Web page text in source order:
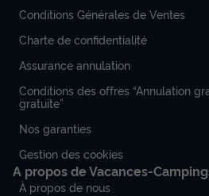
Conditions Générales de Ventes
Charte de confidentialité
Assurance annulation
Conditions des offres “Annulation
gratuite”
Nos garanties
Gestion des cookies
A propos de Vacances-
À propos de nous